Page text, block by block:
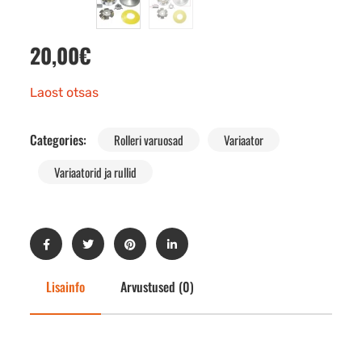
20,00€
Laost otsas
Categories: Rolleri varuosad
Variaator
Variaatorid ja rullid
Lisainfo Arvustused (0)